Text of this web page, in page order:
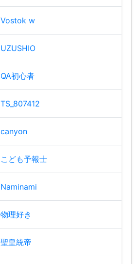
Vostok w
UZUSHIO
QA初心者
TS_807412
canyon
こども予報士
Naminami
物理好き
聖皇統帝